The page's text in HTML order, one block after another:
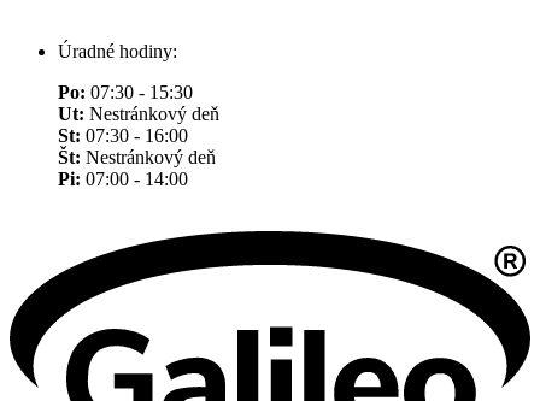
Úradné hodiny:
Po: 07:30 - 15:30
Ut: Nestránkový deň
St: 07:30 - 16:00
Št: Nestránkový deň
Pi: 07:00 - 14:00